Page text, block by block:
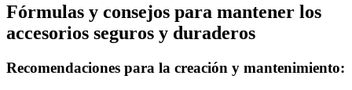
Fórmulas y consejos para mantener los
accesorios seguros y duraderos
Recomendaciones para la creación y mantenimiento: